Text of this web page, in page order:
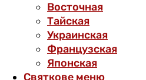
Восточная
Тайская
Украинская
Французская
Японская
Святкове меню